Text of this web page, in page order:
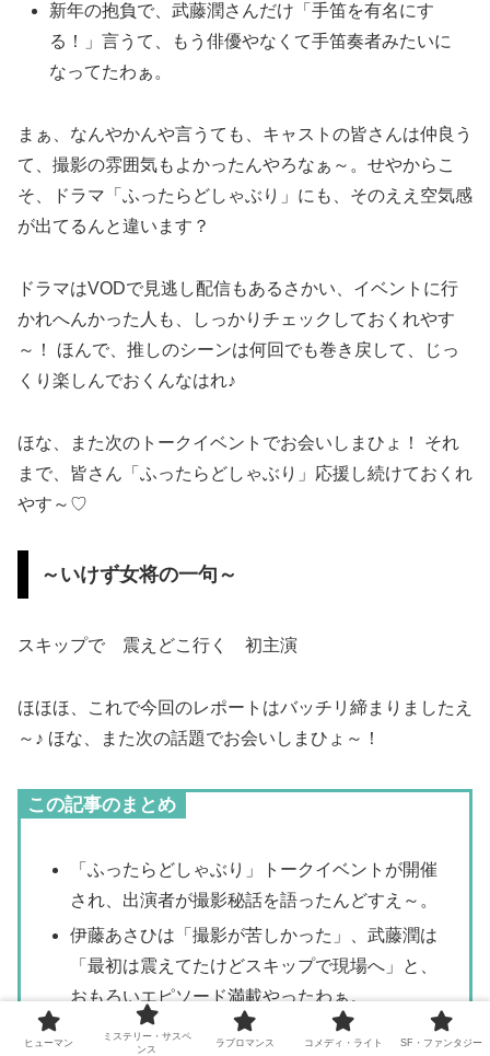
新年の抱負で、武藤潤さんだけ「手笛を有名にす
る！」言うて、もう俳優やなくて手笛奏者みたいに
なってたわぁ。
まぁ、なんやかんや言うても、キャストの皆さんは仲良う
て、撮影の雰囲気もよかったんやろなぁ～。せやからこ
そ、ドラマ「ふったらどしゃぶり」にも、そのええ空気感
が出てるんと違います？
ドラマはVODで見逃し配信もあるさかい、イベントに行
かれへんかった人も、しっかりチェックしておくれやす
～！ ほんで、推しのシーンは何回でも巻き戻して、じっ
くり楽しんでおくんなはれ♪
ほな、また次のトークイベントでお会いしまひょ！ それ
まで、皆さん「ふったらどしゃぶり」応援し続けておくれ
やす～♡
～いけず女将の一句～
スキップで 震えどこ行く 初主演
ほほほ、これで今回のレポートはバッチリ締まりましたえ
～♪ ほな、また次の話題でお会いしまひょ～！
この記事のまとめ
「ふったらどしゃぶり」トークイベントが開催
され、出演者が撮影秘話を語ったんどすえ～。
伊藤あさひは「撮影が苦しかった」、武藤潤は
「最初は震えてたけどスキップで現場へ」と、
おもろいエピソード満載やったわぁ。
松本大輝と伊藤あさひはお菓子交換で仲を深
ヒューマン
ミステリー・サスペ
ンス
ラブロマンス コメディ・ライト SF・ファンタジー